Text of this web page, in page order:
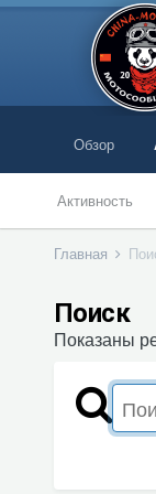
Обзор
Активность
Главная
Поиск
Показаны